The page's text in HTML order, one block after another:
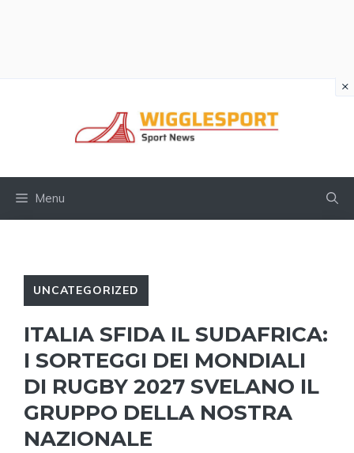
Menu
UNCATEGORIZED
ITALIA SFIDA IL SUDAFRICA:
I SORTEGGI DEI MONDIALI
DI RUGBY 2027 SVELANO IL
GRUPPO DELLA NOSTRA
NAZIONALE
×